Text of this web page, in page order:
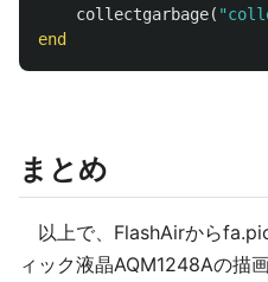
collectgarbage(
end
まとめ
以上で、FlashAirから
ィック液晶AQM1248Aの描